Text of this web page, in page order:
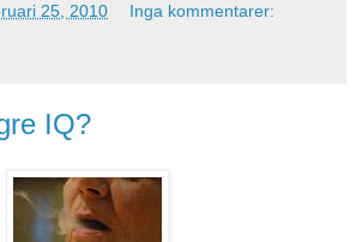
25, 2010 Inga kommentarer:
IQ?